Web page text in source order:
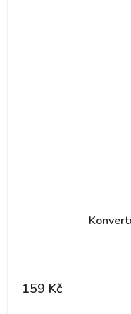
159 Kč